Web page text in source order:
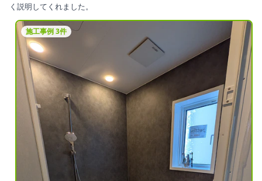
く説明してくれました。
施工事例 3件